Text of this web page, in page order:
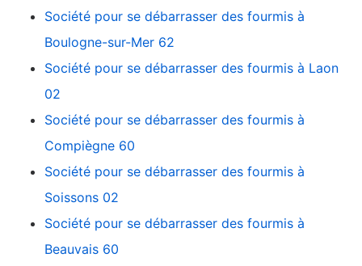
Société pour se débarrasser des fourmis à
Boulogne-sur-Mer 62
Société pour se débarrasser des fourmis à Laon
02
Société pour se débarrasser des fourmis à
Compiègne 60
Société pour se débarrasser des fourmis à
Soissons 02
Société pour se débarrasser des fourmis à
Beauvais 60